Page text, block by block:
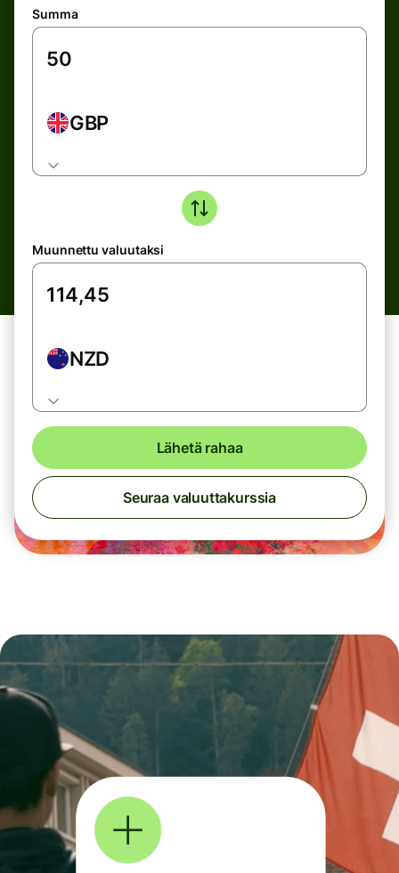
Summa
GBP
Muunnettu valuutaksi
NZD
Lähetä rahaa
Seuraa valuuttakurssia